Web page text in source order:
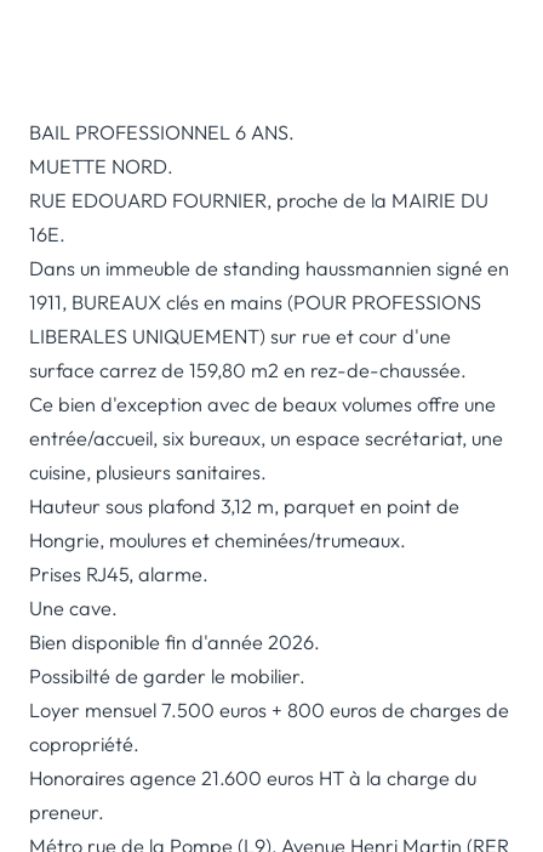
BAIL PROFESSIONNEL 6 ANS.
MUETTE NORD.
RUE EDOUARD FOURNIER, proche de la MAIRIE DU
16E.
Dans un immeuble de standing haussmannien signé en
1911, BUREAUX clés en mains (POUR PROFESSIONS
LIBERALES UNIQUEMENT) sur rue et cour d'une
surface carrez de 159,80 m2 en rez-de-chaussée.
Ce bien d'exception avec de beaux volumes offre une
entrée/accueil, six bureaux, un espace secrétariat, une
cuisine, plusieurs sanitaires.
Hauteur sous plafond 3,12 m, parquet en point de
Hongrie, moulures et cheminées/trumeaux.
Prises RJ45, alarme.
Une cave.
Bien disponible fin d'année 2026.
Possibilté de garder le mobilier.
Loyer mensuel 7.500 euros + 800 euros de charges de
copropriété.
Honoraires agence 21.600 euros HT à la charge du
preneur.
Métro rue de la Pompe (L9), Avenue Henri Martin (RER